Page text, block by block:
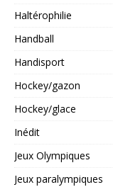
Haltérophilie
Handball
Handisport
Hockey/gazon
Hockey/glace
Inédit
Jeux Olympiques
Jeux paralympiques